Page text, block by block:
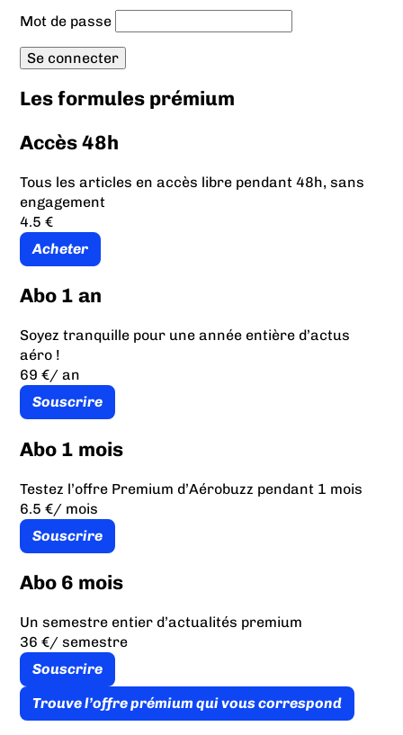
Mot de passe
Les formules prémium
Accès 48h
Tous les articles en accès libre pendant 48h, sans
engagement
4.5 €
Acheter
Abo 1 an
Soyez tranquille pour une année entière d’actus
aéro !
69 €/ an
Souscrire
Abo 1 mois
Testez l’offre Premium d’Aérobuzz pendant 1 mois
6.5 €/ mois
Souscrire
Abo 6 mois
Un semestre entier d’actualités premium
36 €/ semestre
Souscrire
Trouve l’offre prémium qui vous correspond